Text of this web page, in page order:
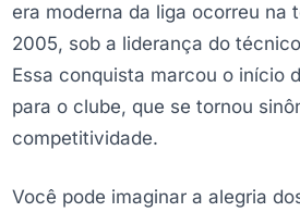
era moderna da liga ocorreu na
2005, sob a liderança do
Essa conquista marcou o início
para o clube, que se tornou
competitividade.
Você pode imaginar a alegria